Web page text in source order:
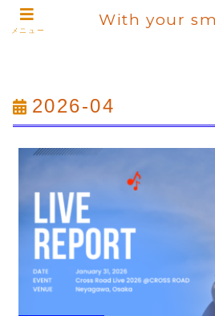
2026-04
メニュー
With your